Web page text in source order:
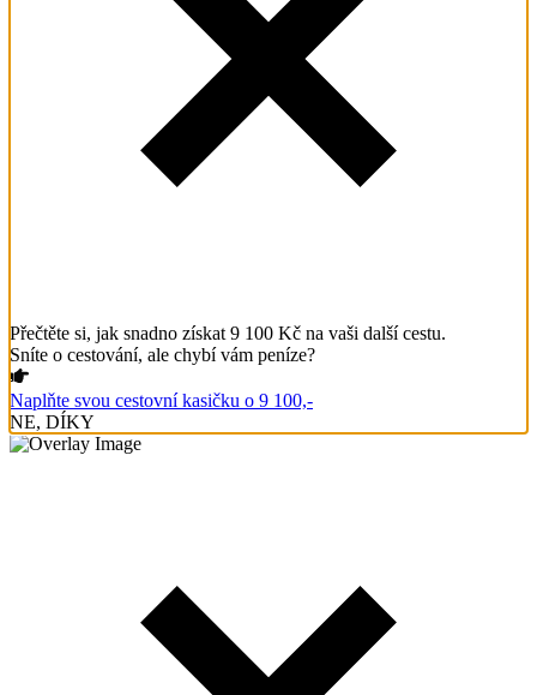
Přečtěte si, jak snadno získat 9 100 Kč na vaši další cestu.
Sníte o cestování, ale chybí vám peníze?
Naplňte svou cestovní kasičku o 9 100,-
NE, DÍKY